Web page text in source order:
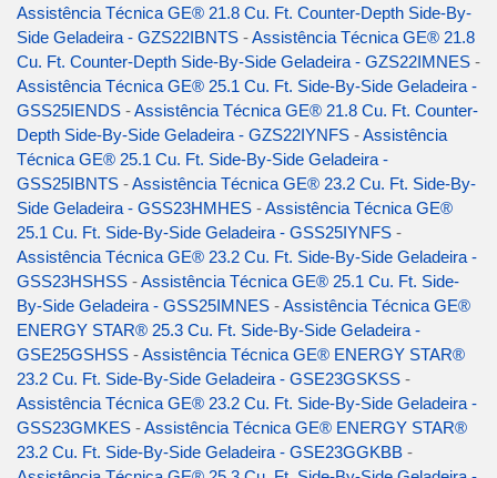
Assistência Técnica GE® 21.8 Cu. Ft. Counter-Depth Side-By-
Side Geladeira - GZS22IBNTS -Assistência Técnica GE® 21.8
Cu. Ft. Counter-Depth Side-By-Side Geladeira - GZS22IMNES -
Assistência Técnica GE® 25.1 Cu. Ft. Side-By-Side Geladeira -
GSS25IENDS -Assistência Técnica GE® 21.8 Cu. Ft. Counter-
Depth Side-By-Side Geladeira - GZS22IYNFS -Assistência
Técnica GE® 25.1 Cu. Ft. Side-By-Side Geladeira -
GSS25IBNTS -Assistência Técnica GE® 23.2 Cu. Ft. Side-By-
Side Geladeira - GSS23HMHES -Assistência Técnica GE®
25.1 Cu. Ft. Side-By-Side Geladeira - GSS25IYNFS -
Assistência Técnica GE® 23.2 Cu. Ft. Side-By-Side Geladeira -
GSS23HSHSS -Assistência Técnica GE® 25.1 Cu. Ft. Side-
By-Side Geladeira - GSS25IMNES -Assistência Técnica GE®
ENERGY STAR® 25.3 Cu. Ft. Side-By-Side Geladeira -
GSE25GSHSS -Assistência Técnica GE® ENERGY STAR®
23.2 Cu. Ft. Side-By-Side Geladeira - GSE23GSKSS -
Assistência Técnica GE® 23.2 Cu. Ft. Side-By-Side Geladeira -
GSS23GMKES -Assistência Técnica GE® ENERGY STAR®
23.2 Cu. Ft. Side-By-Side Geladeira - GSE23GGKBB -